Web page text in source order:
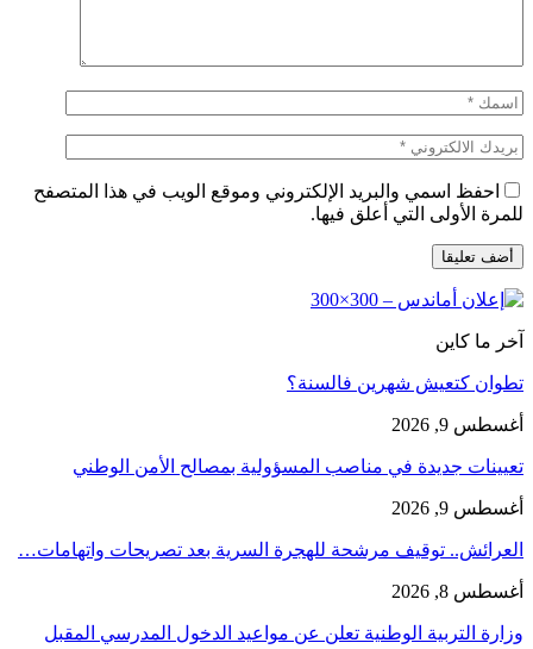
احفظ اسمي والبريد الإلكتروني وموقع الويب في هذا المتصفح
للمرة الأولى التي أعلق فيها.
آخر ما كاين
تطوان كتعيش شهرين فالسنة؟
أغسطس 9, 2026
تعيينات جديدة في مناصب المسؤولية بمصالح الأمن الوطني
أغسطس 9, 2026
العرائش.. توقيف مرشحة للهجرة السرية بعد تصريحات واتهامات…
أغسطس 8, 2026
وزارة التربية الوطنية تعلن عن مواعيد الدخول المدرسي المقبل